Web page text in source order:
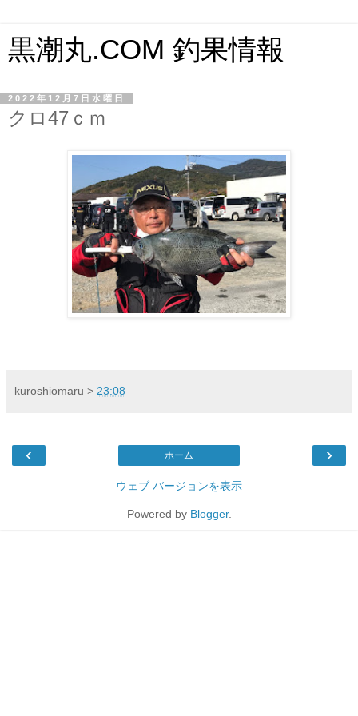
黒潮丸.COM 釣果情報
2022年12月7日水曜日
クロ47ｃｍ
kuroshiomaru > 23:08
‹ ›
ホーム
ウェブ バージョンを表示
Powered by Blogger.